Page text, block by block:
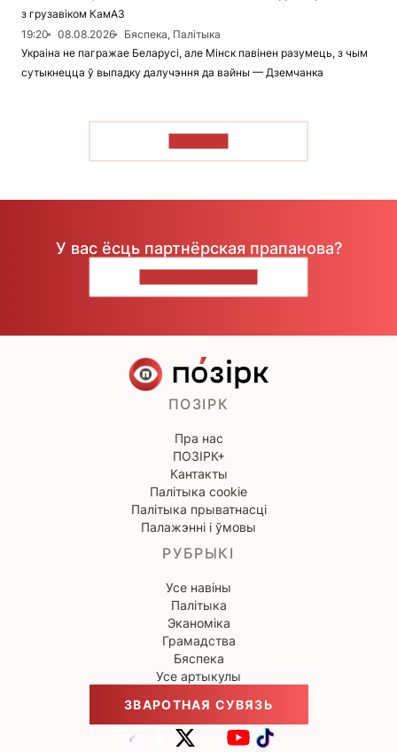
з грузавіком КамАЗ
19:20
08.08.2026
Бяспека, Палітыка
Украіна не пагражае Беларусі, але Мінск павінен разумець, з чым
сутыкнецца ў выпадку далучэння да вайны — Дземчанка
У вас ёсць партнёрская прапанова?
ПОЗІРК
Пра нас
ПОЗІРК+
Кантакты
Палітыка cookie
Палітыка прыватнасці
Палажэнні і ўмовы
РУБРЫКІ
Усе навіны
Палітыка
Эканоміка
Грамадства
Бяспека
Усе артыкулы
ЗВАРОТНАЯ СУВЯЗЬ